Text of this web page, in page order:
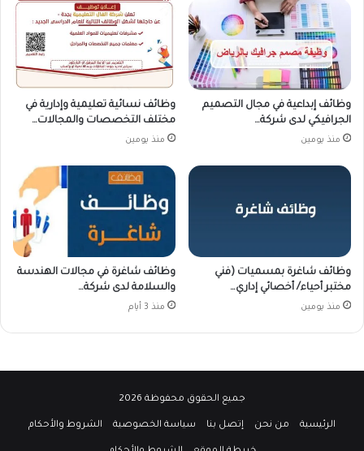
وظائف إبداعية في مجال التصميم
الجرافيكي لدى شركة…
منذ يومين
وظائف نسائية تعليمية وإدارية في
مختلف التخصصات والمجالات…
منذ يومين
وظائف شاغرة بمسميات (فني
مختبر أحياء/ أخصائي إداري…
منذ يومين
وظائف شاغرة في مجالات الهندسة
والسلامة لدى شركة…
منذ 3 أيام
جميع الحقوق محفوظة 2026
الرئيسية من نحن إتصل بنا سياسة الخصوصية الشروط والأحكام